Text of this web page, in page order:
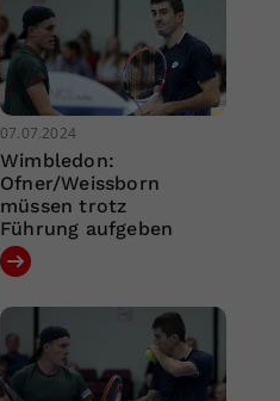
07.07.2024
Wimbledon:
Ofner/Weissborn
müssen trotz
Führung aufgeben